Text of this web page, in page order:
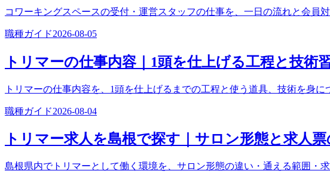
コワーキングスペースの受付・運営スタッフの仕事を、一日の流れと会員
職種ガイド2026-08-05
トリマーの仕事内容｜1頭を仕上げる工程と技術
トリマーの仕事内容を、1頭を仕上げるまでの工程と使う道具、技術を身
職種ガイド2026-08-04
トリマー求人を島根で探す｜サロン形態と求人
島根県内でトリマーとして働く環境を、サロン形態の違い・通える範囲・